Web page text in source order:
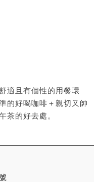
適且有個性的用餐環
的好喝咖啡＋親切又帥
茶的好去處。